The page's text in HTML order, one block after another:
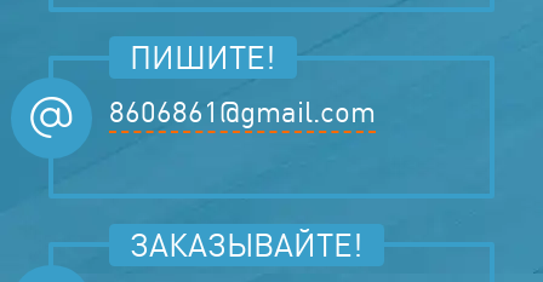
ПИШИТЕ!
8606861@gmail.com
ЗАКАЗЫВАЙТЕ!